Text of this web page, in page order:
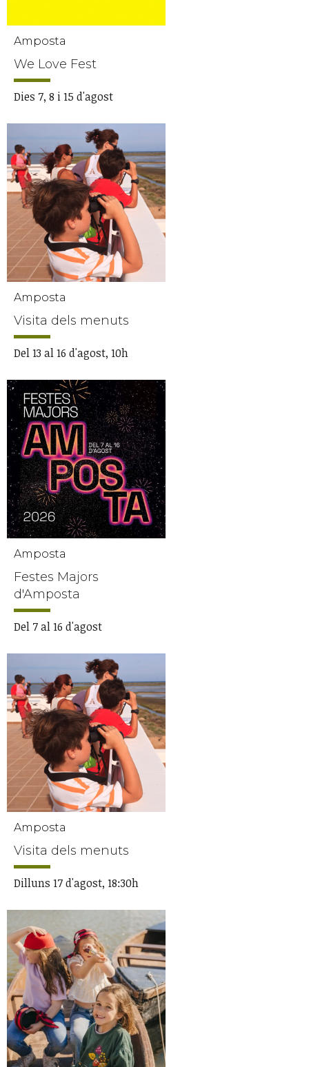
Amposta
We Love Fest
Dies 7, 8 i 15 d'agost
Amposta
Visita dels menuts
Del 13 al 16 d'agost, 10h
Amposta
Festes Majors
d'Amposta
Del 7 al 16 d'agost
Amposta
Visita dels menuts
Dilluns 17 d'agost, 18:30h